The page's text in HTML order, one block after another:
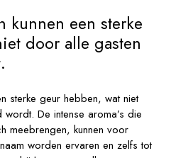
kunnen een sterke
door alle gasten
sterke geur hebben, wat niet
De intense aroma’s die
meebrengen, kunnen voor
worden ervaren en zelfs tot